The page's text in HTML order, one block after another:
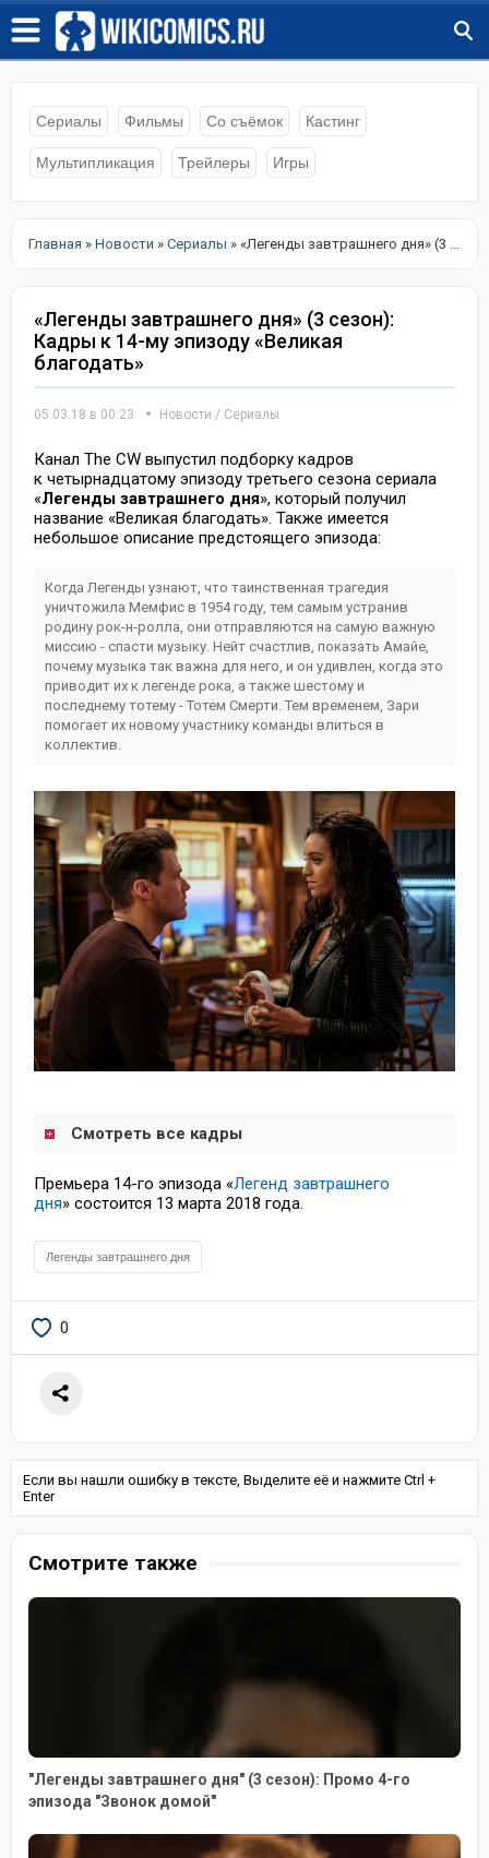
Сериалы Фильмы Со съёмок Кастинг
Мультипликация Трейлеры Игры
Главная » Новости » Сериалы » «Легенды завтрашнего дня» (3 сезон): Кадры к 14-му эпизоду «Великая благодать»
«Легенды завтрашнего дня» (3 сезон):
Кадры к 14-му эпизоду «Великая
благодать»
05.03.18 в 00:23 Новости / Сериалы
Канал The CW выпустил подборку кадров
к четырнадцатому эпизоду третьего сезона сериала
«Легенды завтрашнего дня», который получил
название «Великая благодать». Также имеется
небольшое описание предстоящего эпизода:
Когда Легенды узнают, что таинственная трагедия
уничтожила Мемфис в 1954 году, тем самым устранив
родину рок-н-ролла, они отправляются на самую важную
миссию - спасти музыку. Нейт счастлив, показать Амайе,
почему музыка так важна для него, и он удивлен, когда это
приводит их к легенде рока, а также шестому и
последнему тотему - Тотем Смерти. Тем временем, Зари
помогает их новому участнику команды влиться в
коллектив.
Смотреть все кадры
Премьера 14-го эпизода «Легенд завтрашнего
дня» состоится 13 марта 2018 года.
Легенды завтрашнего дня
0
Если вы нашли ошибку в тексте, Выделите её и нажмите Ctrl +
Enter
Смотрите также
"Легенды завтрашнего дня" (3 сезон): Промо 4-го
эпизода "Звонок домой"